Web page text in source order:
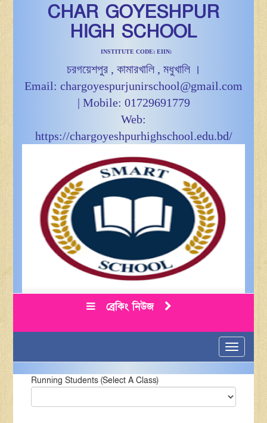
CHAR GOYESHPUR
HIGH SCHOOL
INSTITUTE CODE: EIIN:
চরগয়েশপুর , কামারখালি , মধুখালি ।
Email: chargoyespurjunirschool@gmail.com
| Mobile: 01729691779
Web:
https://chargoyeshpurhighschool.edu.bd/
ব্রেকিং নিউজ
Toggle
Running Students (Select A Class)